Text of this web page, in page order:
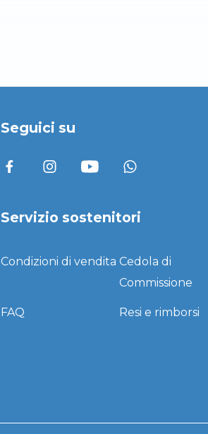
Seguici su
Servizio sostenitori
Condizioni di vendita Cedola di
Commissione
FAQ Resi e rimborsi